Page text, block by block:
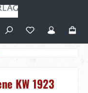
KW 1923